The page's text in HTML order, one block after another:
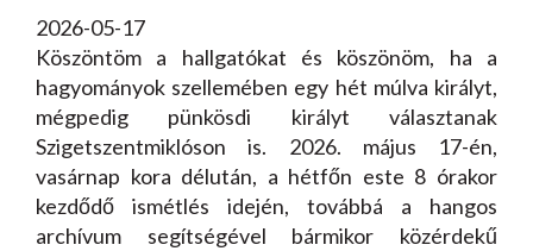
2026-05-17
Köszöntöm a hallgatókat és köszönöm, ha a
hagyományok szellemében egy hét múlva királyt,
mégpedig pünkösdi királyt választanak
Szigetszentmiklóson is. 2026. május 17-én,
vasárnap kora délután, a hétfőn este 8 órakor
kezdődő ismétlés idején, továbbá a hangos
archívum segítségével bármikor közérdekű